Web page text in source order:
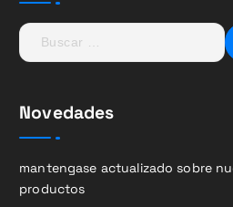
B
u
a
r
Novedades
mantengase actualizado sobre
productos